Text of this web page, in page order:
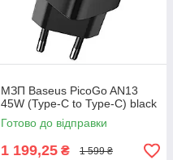
МЗП Baseus PicoGo AN13
45W (Type-C to Type-C) black
Готово до відправки
1 199,25 ₴ 1 599 ₴